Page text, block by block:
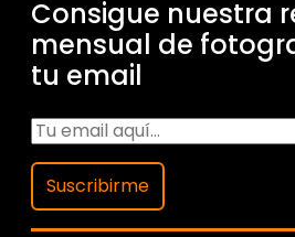
Consigue nuestra
mensual de
tu email
Suscribirme